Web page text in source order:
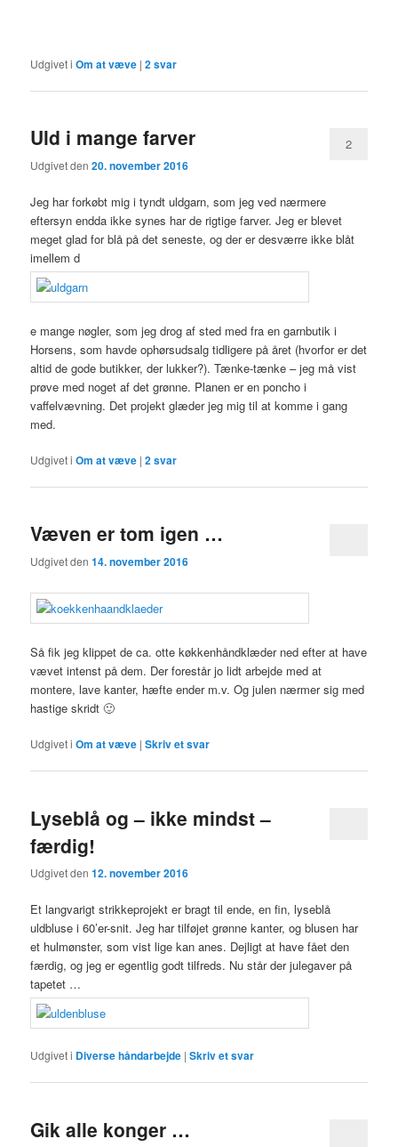
Udgivet i Om at væve |2svar
Uld i mange farver
Udgivet den20. november 2016
2
Jeg har forkøbt mig i tyndt uldgarn, som jeg ved nærmere
eftersyn endda ikke synes har de rigtige farver. Jeg er blevet
meget glad for blå på det seneste, og der er desværre ikke blåt
imellem d
e mange nøgler, som jeg drog af sted med fra en garnbutik i
Horsens, som havde ophørsudsalg tidligere på året (hvorfor er det
altid de gode butikker, der lukker?). Tænke-tænke – jeg må vist
prøve med noget af det grønne. Planen er en poncho i
vaffelvævning. Det projekt glæder jeg mig til at komme i gang
med.
Udgivet i Om at væve |2svar
Væven er tom igen …
Udgivet den14. november 2016
Så fik jeg klippet de ca. otte køkkenhåndklæder ned efter at have
vævet intenst på dem. Der forestår jo lidt arbejde med at
montere, lave kanter, hæfte ender m.v. Og julen nærmer sig med
hastige skridt 🙂
Udgivet i Om at væve |Skriv et svar
Lyseblå og – ikke mindst –
færdig!
Udgivet den12. november 2016
Et langvarigt strikkeprojekt er bragt til ende, en fin, lyseblå
uldbluse i 60’er-snit. Jeg har tilføjet grønne kanter, og blusen har
et hulmønster, som vist lige kan anes. Dejligt at have fået den
færdig, og jeg er egentlig godt tilfreds. Nu står der julegaver på
tapetet …
Udgivet i Diverse håndarbejde |Skriv et svar
Gik alle konger …